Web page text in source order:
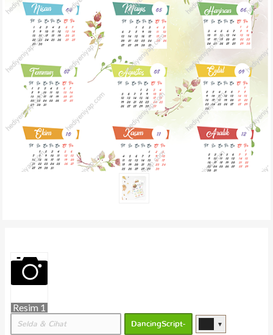
Resim 1
▼